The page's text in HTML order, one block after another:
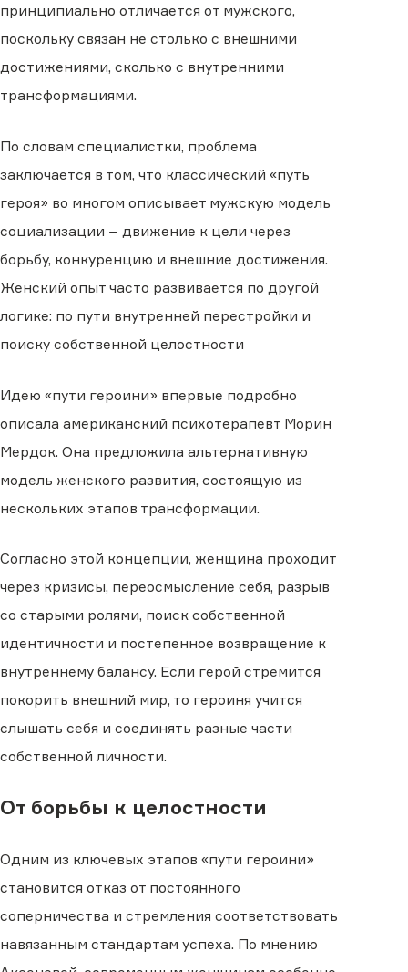
принципиально отличается от мужского,
поскольку связан не столько с внешними
достижениями, сколько с внутренними
трансформациями.
По словам специалистки, проблема
заключается в том, что классический «путь
героя» во многом описывает мужскую модель
социализации − движение к цели через
борьбу, конкуренцию и внешние достижения.
Женский опыт часто развивается по другой
логике: по пути внутренней перестройки и
поиску собственной целостности
Идею «пути героини» впервые подробно
описала американский психотерапевт Морин
Мердок. Она предложила альтернативную
модель женского развития, состоящую из
нескольких этапов трансформации.
Согласно этой концепции, женщина проходит
через кризисы, переосмысление себя, разрыв
со старыми ролями, поиск собственной
идентичности и постепенное возвращение к
внутреннему балансу. Если герой стремится
покорить внешний мир, то героиня учится
слышать себя и соединять разные части
собственной личности.
От борьбы к целостности
Одним из ключевых этапов «пути героини»
становится отказ от постоянного
соперничества и стремления соответствовать
навязанным стандартам успеха. По мнению